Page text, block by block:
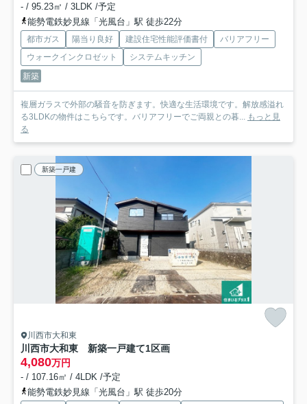
- / 95.23㎡ / 3LDK /予定
能勢電鉄妙見線「光風台」駅 徒歩22分
都市ガス 陽当り良好 建設住宅性能評価書付
バリアフリー
ウォークインクロゼット
システムキッチン
新築
複層ガラスで外部の騒音を防ぎます。快適な生活環境です。解放感溢れ
る3LDKの物件はこちらです。バリアフリーでご両親との暮... もっと見
る
新築一戸建
川西市大和東
川西市大和東 新築一戸建て1区画
4,080万円
- / 107.16㎡ / 4LDK /予定
能勢電鉄妙見線「光風台」駅 徒歩20分